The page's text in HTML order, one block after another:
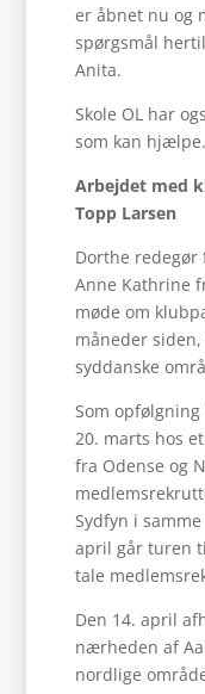
er åbnet nu og
spørgsmål
Anita.
Skole OL har
som kan hjælpe.
Arbejdet med
Topp Larsen
Dorthe
Anne Kathrine
møde om
måneder
syddanske
Som
20. marts hos
fra Odense og
Sydfyn i
april går turen
tale
Den 14. april
nærheden af
nordlige